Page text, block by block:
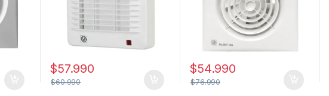
$57.990
$60.990
$54.990
$76.990